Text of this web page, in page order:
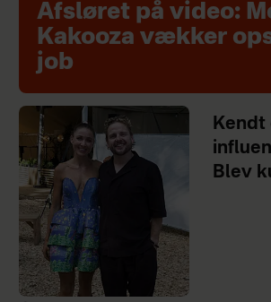
Afsløret på video:
Kakooza vækker
job
Kendt
Blev